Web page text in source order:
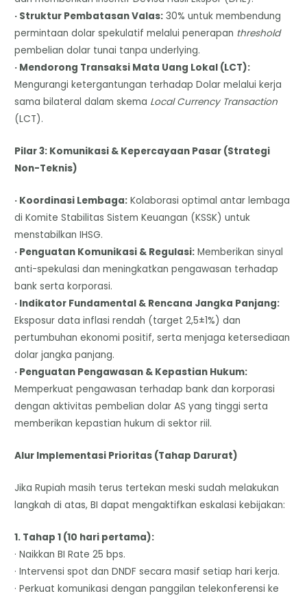
· Struktur Pembatasan Valas: 30% untuk membendung
permintaan dolar spekulatif melalui penerapan threshold
pembelian dolar tunai tanpa underlying.
· Mendorong Transaksi Mata Uang Lokal (LCT):
Mengurangi ketergantungan terhadap Dolar melalui kerja
sama bilateral dalam skema Local Currency Transaction
(LCT).
Pilar 3: Komunikasi & Kepercayaan Pasar (Strategi
Non-Teknis)
· Koordinasi Lembaga: Kolaborasi optimal antar lembaga
di Komite Stabilitas Sistem Keuangan (KSSK) untuk
menstabilkan IHSG.
· Penguatan Komunikasi & Regulasi: Memberikan sinyal
anti-spekulasi dan meningkatkan pengawasan terhadap
bank serta korporasi.
· Indikator Fundamental & Rencana Jangka Panjang:
Eksposur data inflasi rendah (target 2,5±1%) dan
pertumbuhan ekonomi positif, serta menjaga ketersediaan
dolar jangka panjang.
· Penguatan Pengawasan & Kepastian Hukum:
Memperkuat pengawasan terhadap bank dan korporasi
dengan aktivitas pembelian dolar AS yang tinggi serta
memberikan kepastian hukum di sektor riil.
Alur Implementasi Prioritas (Tahap Darurat)
Jika Rupiah masih terus tertekan meski sudah melakukan
langkah di atas, BI dapat mengaktifkan eskalasi kebijakan:
1. Tahap 1 (10 hari pertama):
· Naikkan BI Rate 25 bps.
· Intervensi spot dan DNDF secara masif setiap hari kerja.
· Perkuat komunikasi dengan panggilan telekonferensi ke